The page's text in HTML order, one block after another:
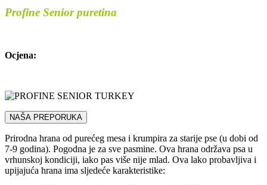
Profine Senior puretina
Ocjena:
NAŠA PREPORUKA
Prirodna hrana od purećeg mesa i krumpira za starije pse (u dobi od
7-9 godina). Pogodna je za sve pasmine. Ova hrana održava psa u
vrhunskoj kondiciji, iako pas više nije mlad. Ova lako probavljiva i
upijajuća hrana ima sljedeće karakteristike: